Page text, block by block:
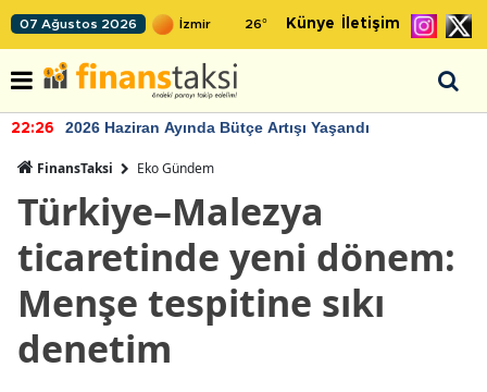
07 Ağustos 2026 26° Künye İletişim
22:26 2026 Haziran Ayında Bütçe Artışı Yaşandı
FinansTaksi Eko Gündem
Türkiye–Malezya
ticaretinde yeni dönem:
Menşe tespitine sıkı
denetim